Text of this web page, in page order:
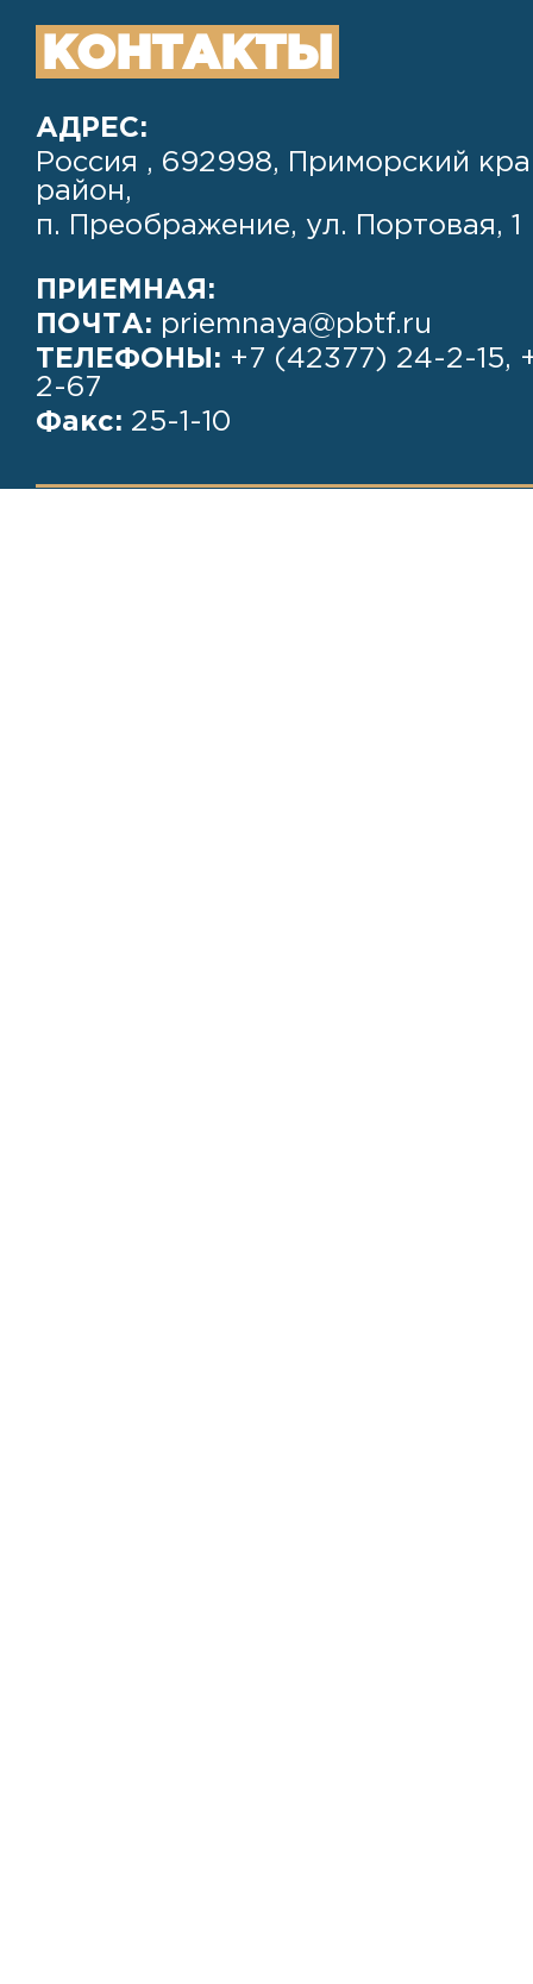
КОНТАКТЫ
АДРЕС:
Россия , 692998, Приморский
район,
п. Преображение, ул. Портовая, 1
ПРИЕМНАЯ:
ПОЧТА: priemnaya@pbtf.ru
ТЕЛЕФОНЫ: +7 (42377) 24-2-15,
2-67
Факс: 25-1-10